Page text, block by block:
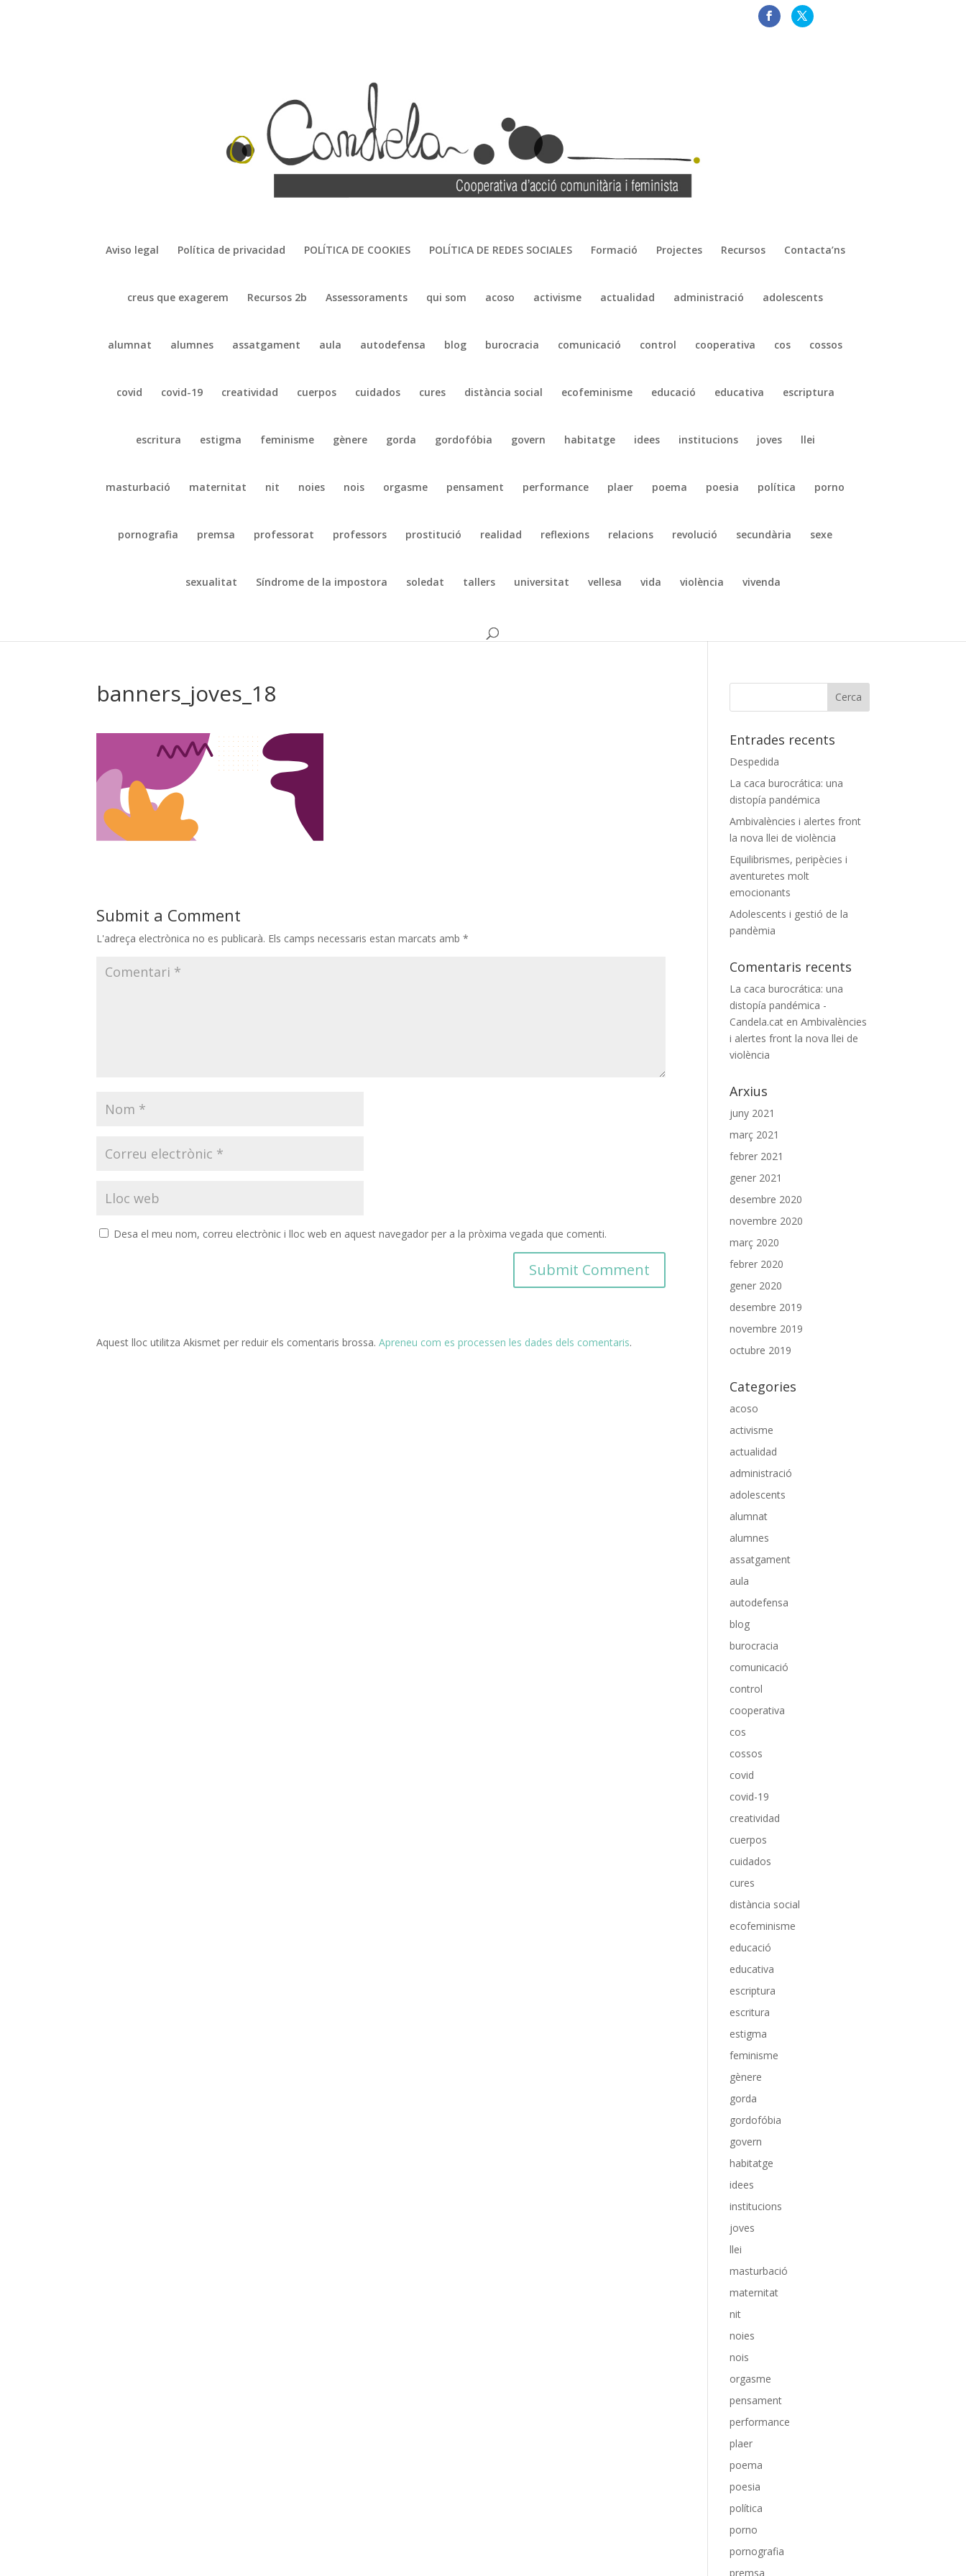
Aviso legal Política de privacidad POLÍTICA DE COOKIES POLÍTICA DE REDES SOCIALES Formació Projectes Recursos Contacta’ns
creus que exagerem Recursos 2b Assessoraments qui som acoso activisme actualidad administració adolescents
alumnat alumnes assatgament aula autodefensa blog burocracia comunicació control cooperativa cos cossos
covid covid-19 creatividad cuerpos cuidados cures distància social ecofeminisme educació educativa escriptura
escritura estigma feminisme gènere gorda gordofóbia govern habitatge idees institucions joves llei
masturbació maternitat nit noies nois orgasme pensament performance plaer poema poesia política porno
pornografia premsa professorat professors prostitució realidad reflexions relacions revolució secundària sexe
sexualitat Síndrome de la impostora soledat tallers universitat vellesa vida violència vivenda
banners_joves_18
Submit a Comment
L'adreça electrònica no es publicarà. Els camps necessaris estan marcats amb*
Desa el meu nom, correu electrònic i lloc web en aquest navegador per a la pròxima vegada que comenti.
Aquest lloc utilitza Akismet per reduir els comentaris brossa.Apreneu com es processen les dades dels comentaris.
Entrades recents
Despedida
La caca burocrática: una
distopía pandémica
Ambivalències i alertes front
la nova llei de violència
Equilibrismes, peripècies i
aventuretes molt
emocionants
Adolescents i gestió de la
pandèmia
Comentaris recents
La caca burocrática: una
distopía pandémica -
Candela.cat enAmbivalències
i alertes front la nova llei de
violència
Arxius
juny 2021
març 2021
febrer 2021
gener 2021
desembre 2020
novembre 2020
març 2020
febrer 2020
gener 2020
desembre 2019
novembre 2019
octubre 2019
Categories
acoso
activisme
actualidad
administració
adolescents
alumnat
alumnes
assatgament
aula
autodefensa
blog
burocracia
comunicació
control
cooperativa
cos
cossos
covid
covid-19
creatividad
cuerpos
cuidados
cures
distància social
ecofeminisme
educació
educativa
escriptura
escritura
estigma
feminisme
gènere
gorda
gordofóbia
govern
habitatge
idees
institucions
joves
llei
masturbació
maternitat
nit
noies
nois
orgasme
pensament
performance
plaer
poema
poesia
política
porno
pornografia
premsa